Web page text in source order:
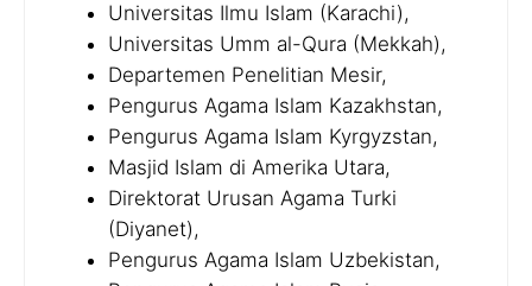
Universitas Ilmu Islam (Karachi),
Universitas Umm al-Qura (Mekkah),
Departemen Penelitian Mesir,
Pengurus Agama Islam Kazakhstan,
Pengurus Agama Islam Kyrgyzstan,
Masjid Islam di Amerika Utara,
Direktorat Urusan Agama Turki
(Diyanet),
Pengurus Agama Islam Uzbekistan,